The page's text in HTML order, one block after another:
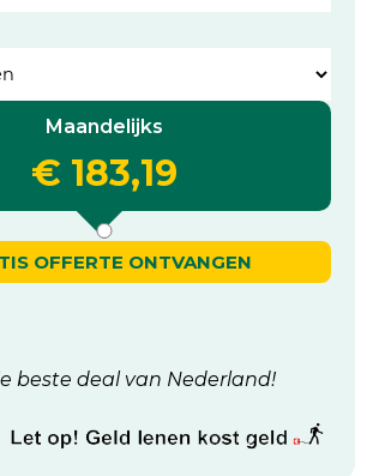
Maandelijks
€ 183,19
OFFERTE ONTVANGEN
beste deal van Nederland!